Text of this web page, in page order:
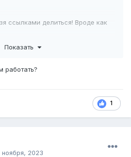
ссылками делиться! Вроде как
Показать
работать?
1
ноября, 2023